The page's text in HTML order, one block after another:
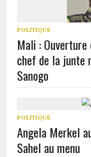
POLITIQUE
Mali :
chef de la junte
Sanogo
POLITIQUE
Angela Merkel
Sahel au menu